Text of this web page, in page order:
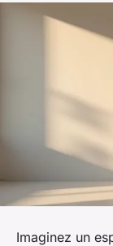
Imaginez un